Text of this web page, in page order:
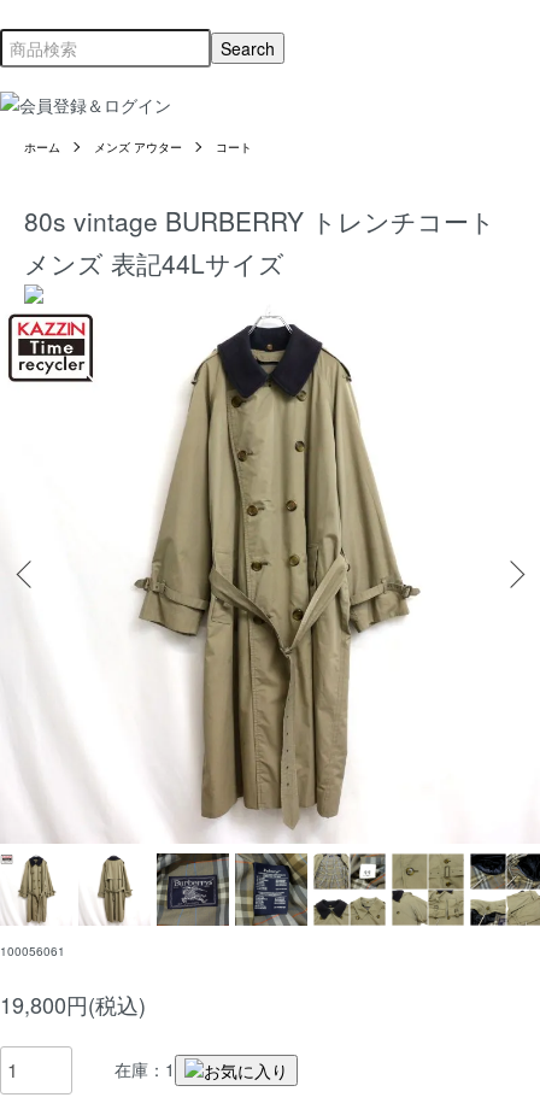
ホーム メンズ アウター コート
80s vintage BURBERRY トレンチコート
メンズ 表記44Lサイズ
100056061
19,800円(税込)
在庫：1